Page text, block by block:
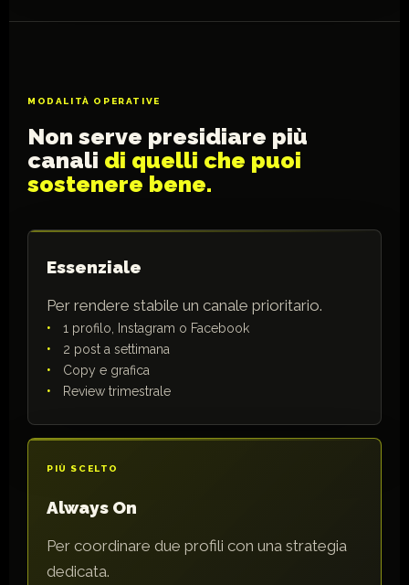
MODALITÀ OPERATIVE
Non serve presidiare più
canali di quelli che puoi
sostenere bene.
Essenziale
Per rendere stabile un canale prioritario.
1 profilo, Instagram o Facebook
2 post a settimana
Copy e grafica
Review trimestrale
PIÙ SCELTO
Always On
Per coordinare due profili con una strategia
dedicata.